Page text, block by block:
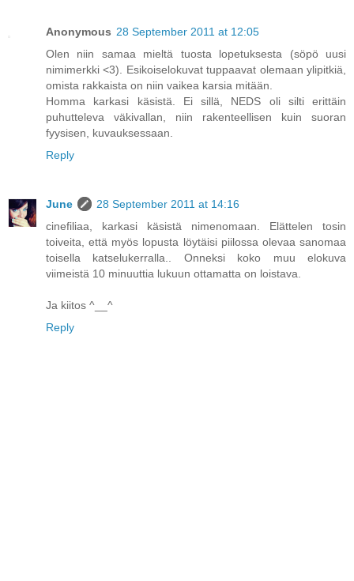
Anonymous 28 September 2011 at 12:05
Olen niin samaa mieltä tuosta lopetuksesta (söpö uusi
nimimerkki <3). Esikoiselokuvat tuppaavat olemaan ylipitkiä,
omista rakkaista on niin vaikea karsia mitään.
Homma karkasi käsistä. Ei sillä, NEDS oli silti erittäin
puhutteleva väkivallan, niin rakenteellisen kuin suoran
fyysisen, kuvauksessaan.
Reply
June
28 September 2011 at 14:16
cinefiliaa, karkasi käsistä nimenomaan. Elättelen tosin
toiveita, että myös lopusta löytäisi piilossa olevaa sanomaa
toisella katselukerralla.. Onneksi koko muu elokuva
viimeistä 10 minuuttia lukuun ottamatta on loistava.
Ja kiitos ^__^
Reply